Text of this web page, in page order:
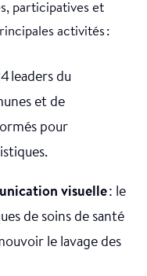
participatives et
activités :
leaders du
et de
pour
visuelle: le
de soins de santé
le lavage des